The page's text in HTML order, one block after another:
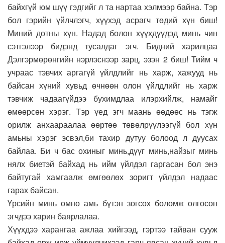
байхгүй юм шүү гэдгийг л та нартаа хэлмээр байна. Тэр
бол гэрийн үйлчлэгч, хүүхэд асрагч төдий хүн биш!
Миний дотны хүн. Надад болон хүүхдүүдэд минь чин
сэтгэлээр бидэнд тусалдаг эгч. Бидний харилцаа
Дэлгэрмөрөнгийн нэрлэснээр зарц, эзэн 2 биш! Тийм ч
учраас тэвчих аргагүй үйлдлийг нь харж, хажууд нь
байсан хүний хувьд өчнөөн олон үйлдлийг нь харж
тэвчиж чадаагүйдээ бухимдлаа илэрхийлж, намайг
өмөөрсөн хэрэг. Тэр үед эгч маань өөдөөс нь тэгж
орилж анхаараалаа өөртөө төвөлрүүлээгүй бол хүн
амьны хэрэг эсвэл,би тахир дутуу болоод л дуусах
байлаа. Би ч бас охиныг минь,дүүг минь,найзыг минь
нялх биетэй байхад нь ийм үйлдэл гаргасан бол энэ
байтугай хамгаалж өмгөөлөх зоригт үйлдэл надаас
гарах байсан.
Үрсийн минь өмнө амь бүтэн зогсох боломж олгосон
эгчдээ харин баярлалаа.
Хүүхдээ харангаа ажлаа хийгээд, гэртээ тайван сууж